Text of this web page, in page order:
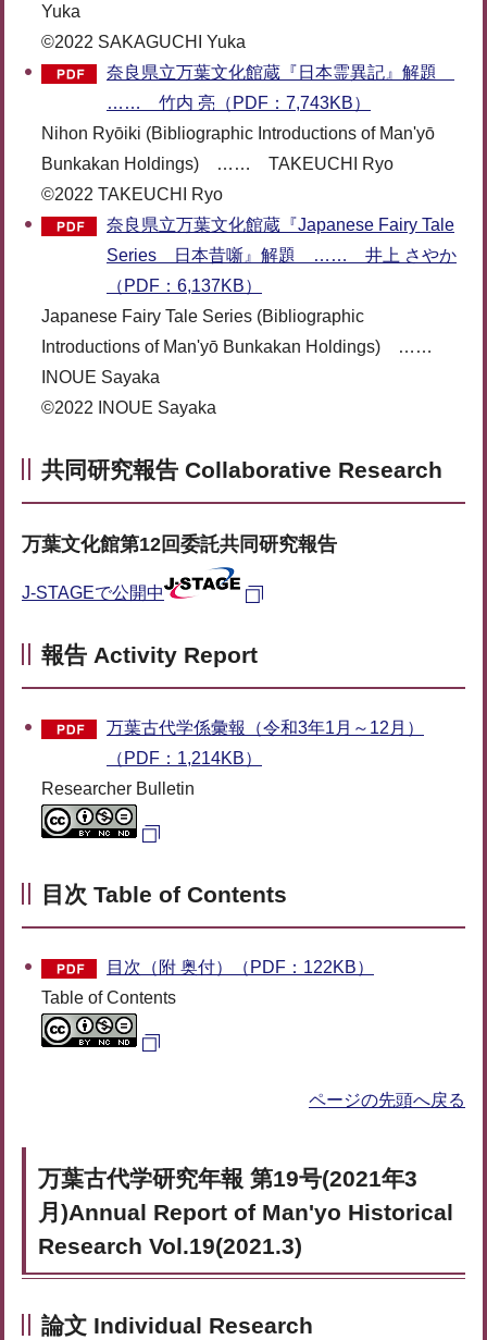
Yuka
©2022 SAKAGUCHI Yuka
奈良県立万葉文化館蔵『日本霊異記』解題
…… 竹内 亮（PDF：7,743KB）
Nihon Ryōiki (Bibliographic Introductions of Man'yō
Bunkakan Holdings) …… TAKEUCHI Ryo
©2022 TAKEUCHI Ryo
奈良県立万葉文化館蔵『Japanese Fairy Tale
Series 日本昔噺』解題 …… 井上 さやか
（PDF：6,137KB）
Japanese Fairy Tale Series (Bibliographic
Introductions of Man'yō Bunkakan Holdings) ……
INOUE Sayaka
©2022 INOUE Sayaka
共同研究報告 Collaborative Research
万葉文化館第12回委託共同研究報告
J-STAGEで公開中
報告 Activity Report
万葉古代学係彙報（令和3年1月～12月）
（PDF：1,214KB）
Researcher Bulletin
目次 Table of Contents
目次（附 奥付）（PDF：122KB）
Table of Contents
ページの先頭へ戻る
万葉古代学研究年報 第19号(2021年3
月)Annual Report of Man'yo Historical
Research Vol.19(2021.3)
論文 Individual Research